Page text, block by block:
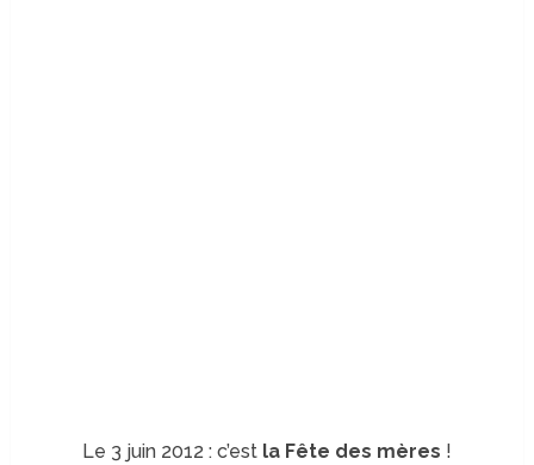
Le 3 juin 2012 : c’est la Fête des mères !